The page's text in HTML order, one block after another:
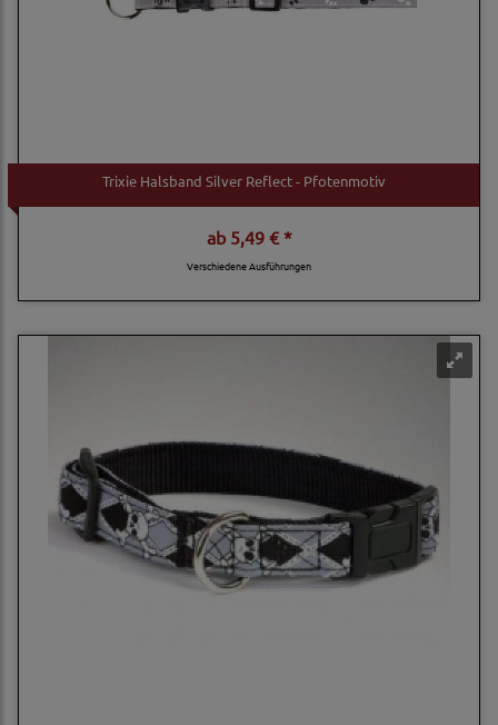
Trixie Halsband Silver Reflect - Pfotenmotiv
ab5,49 € *
Verschiedene Ausführungen